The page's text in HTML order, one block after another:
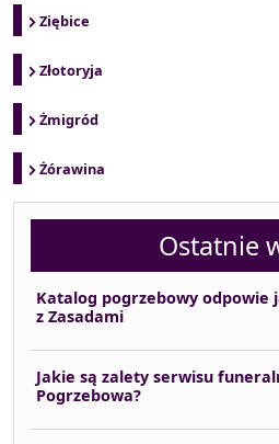
Ziębice
Złotoryja
Żmigród
Żórawina
Ostatnie
Katalog pogrzebowy odpowie
z Zasadami
Jakie są zalety serwisu
Pogrzebowa?